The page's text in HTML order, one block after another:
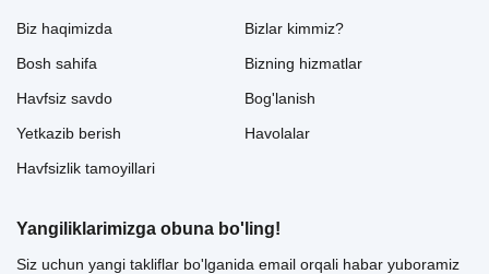
Biz haqimizda
Bosh sahifa
Havfsiz savdo
Yetkazib berish
Havfsizlik tamoyillari
Bizlar kimmiz?
Bizning hizmatlar
Bog'lanish
Havolalar
Yangiliklarimizga obuna bo'ling!
Siz uchun yangi takliflar bo'lganida email orqali habar yuboramiz